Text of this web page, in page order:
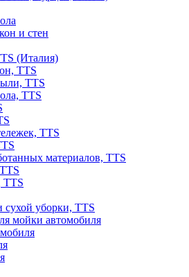
и стен
(Италия)
TTS
TTS
TTS
TTS
материалов, TTS
TTS
уборки, TTS
мойки автомобиля